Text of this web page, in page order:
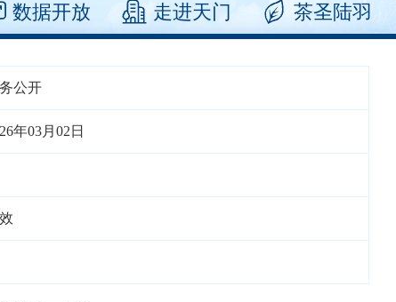
数据开放 走进天门 茶圣陆羽
公开
年03月02日